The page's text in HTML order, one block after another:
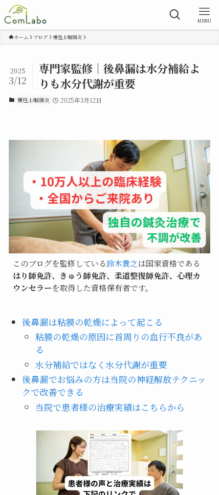
MENU
ホーム ブログ 慢性上咽頭炎
専門家監修｜後鼻漏は水分補給よ
りも水分代謝が重要
2025
3/12
慢性上咽頭炎 2025年3月12日
このブログを監修している鈴木貴之は国家資格である
はり師免許、きゅう師免許、柔道整復師免許、心理カ
ウンセラーを取得した資格保有者です。
後鼻漏は粘膜の乾燥によって起こる
粘膜の乾燥の原因に首周りの血行不良があ
る
水分補給ではなく水分代謝が重要
後鼻漏でお悩みの方は当院の神経解放テクニッ
クで改善できる
当院で患者様の治療実績はこちらから